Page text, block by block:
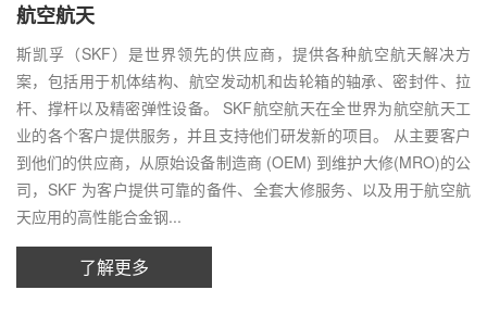
航空航天
斯凯孚（SKF）是世界领先的供应商，提供各种航空航天解决方
案，包括用于机体结构、航空发动机和齿轮箱的轴承、密封件、拉
杆、撑杆以及精密弹性设备。 SKF航空航天在全世界为航空航天工
业的各个客户提供服务，并且支持他们研发新的项目。 从主要客户
到他们的供应商，从原始设备制造商 (OEM) 到维护大修(MRO)的公
司，SKF 为客户提供可靠的备件、全套大修服务、以及用于航空航
天应用的高性能合金钢...
了解更多